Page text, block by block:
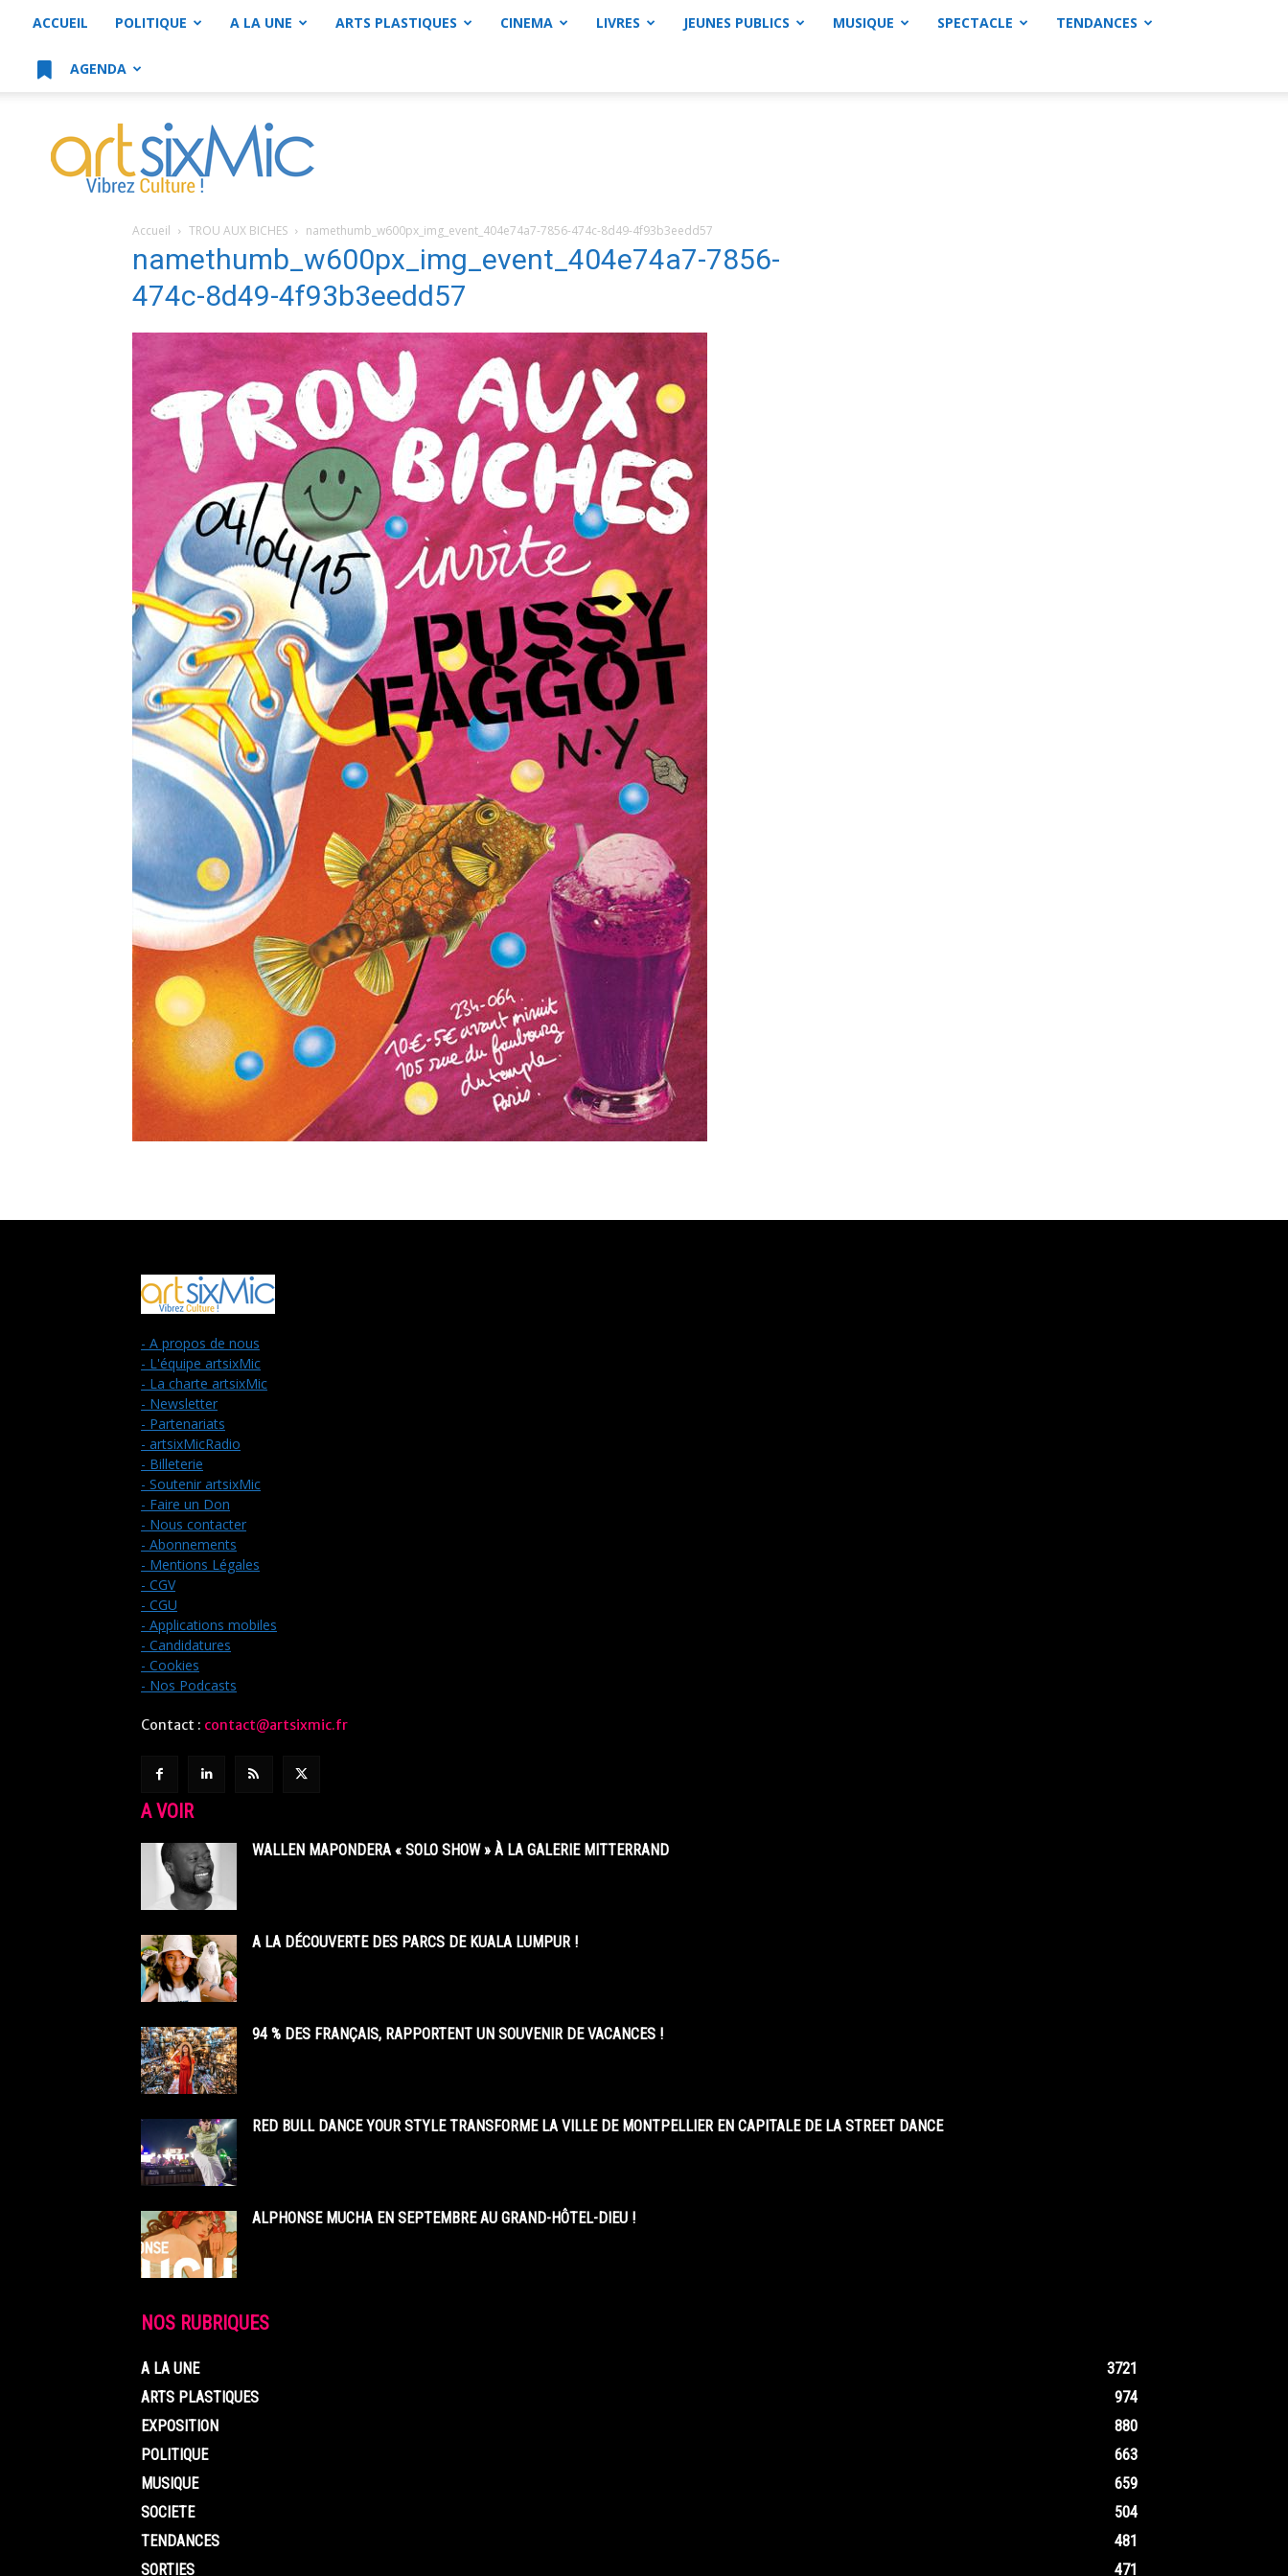
ACCUEIL POLITIQUE A LA UNE ARTS PLASTIQUES CINEMA LIVRES JEUNES PUBLICS MUSIQUE SPECTACLE TENDANCES
AGENDA
artsixMic
Accueil TROU AUX BICHES namethumb_w600px_img_event_404e74a7-7856-474c-8d49-4f93b3eedd57
namethumb_w600px_img_event_404e74a7-7856-
474c-8d49-4f93b3eedd57
- A propos de nous
- L'équipe artsixMic
- La charte artsixMic
- Newsletter
- Partenariats
- artsixMicRadio
- Billeterie
- Soutenir artsixMic
- Faire un Don
- Nous contacter
- Abonnements
- Mentions Légales
- CGV
- CGU
- Applications mobiles
- Candidatures
- Cookies
- Nos Podcasts
Contact : contact@artsixmic.fr
A VOIR
WALLEN MAPONDERA « SOLO SHOW » À LA GALERIE MITTERRAND
A LA DÉCOUVERTE DES PARCS DE KUALA LUMPUR !
94 % DES FRANÇAIS, RAPPORTENT UN SOUVENIR DE VACANCES !
RED BULL DANCE YOUR STYLE TRANSFORME LA VILLE DE MONTPELLIER EN CAPITALE DE LA STREET DANCE
ALPHONSE MUCHA EN SEPTEMBRE AU GRAND-HÔTEL-DIEU !
NOS RUBRIQUES
A LA UNE
3721
ARTS PLASTIQUES
974
EXPOSITION
880
POLITIQUE
663
MUSIQUE
659
SOCIETE
504
TENDANCES
481
SORTIES
471